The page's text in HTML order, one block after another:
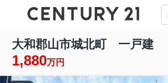
大和郡山市城北町 一戸建
1,880万円